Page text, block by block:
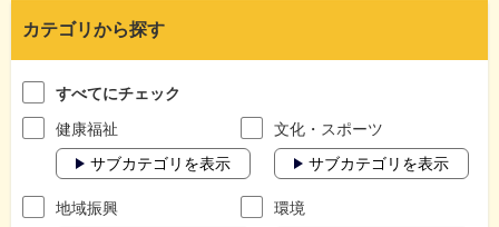
カテゴリから探す
すべてにチェック
健康福祉
サブカテゴリを表示
文化・スポーツ
サブカテゴリを表示
地域振興
環境